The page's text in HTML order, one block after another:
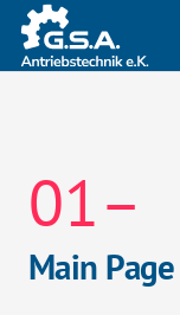
01–
Main Page